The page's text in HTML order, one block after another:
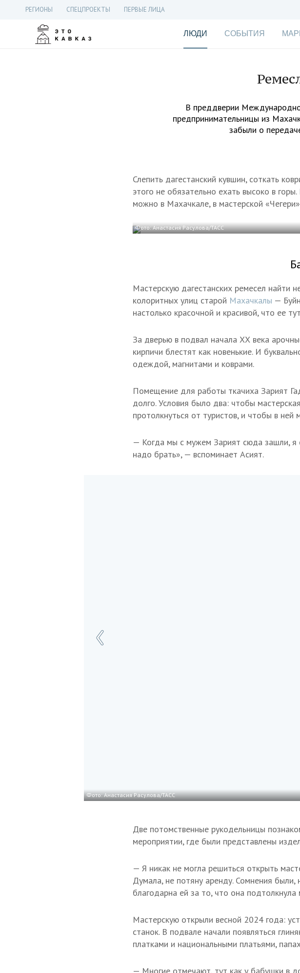
РЕГИОНЫ СПЕЦПРОЕКТЫ ПЕРВЫЕ ЛИЦА
ЛЮДИ СОБЫТИЯ
В преддверии
предпринимательницы из
забыли о
Слепить дагестанский кувшин, соткать
этого не обязательно ехать высоко в
можно в Махачкале, в мастерской
Фото: Анастасия Расулова/ТАСС
Мастерскую дагестанских ремесел найти
колоритных улиц старой Махачкалы —
настолько красочной и красивой, что ее
За дверью в подвал начала ХХ века
кирпичи блестят как новенькие. И
одеждой, магнитами и коврами.
Помещение для работы ткачиха Зарият
долго. Условия было два: чтобы
протолкнуться от туристов, и чтобы в
— Когда мы с мужем Зарият сюда зашли, я
надо брать», — вспоминает Асият.
Фото: Анастасия Расулова/ТАСС
Две потомственные рукодельницы
мероприятии, где были представлены
— Я никак не могла решиться открыть
Думала, не потяну аренду. Сомнения
благодарна ей за то, что она
Мастерскую открыли весной 2024 года:
станок. В подвале начали появляться
платками и национальными платьями,